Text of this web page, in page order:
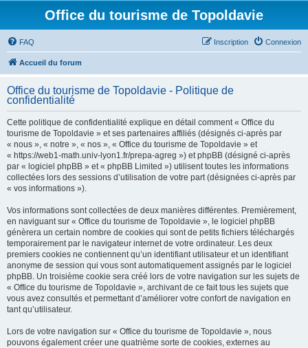
Office du tourisme de Topoldavie
FAQ Connexion
Inscription
Accueil du forum
Office du tourisme de Topoldavie - Politique de
confidentialité
Cette politique de confidentialité explique en détail comment « Office du
tourisme de Topoldavie » et ses partenaires affiliés (désignés ci-après par
« nous », « notre », « nos », « Office du tourisme de Topoldavie » et
« https://web1-math.univ-lyon1.fr/prepa-agreg ») et phpBB (désigné ci-après
par « logiciel phpBB » et « phpBB Limited ») utilisent toutes les informations
collectées lors des sessions d’utilisation de votre part (désignées ci-après par
« vos informations »).
Vos informations sont collectées de deux manières différentes. Premièrement,
en naviguant sur « Office du tourisme de Topoldavie », le logiciel phpBB
génèrera un certain nombre de cookies qui sont de petits fichiers téléchargés
temporairement par le navigateur internet de votre ordinateur. Les deux
premiers cookies ne contiennent qu’un identifiant utilisateur et un identifiant
anonyme de session qui vous sont automatiquement assignés par le logiciel
phpBB. Un troisième cookie sera créé lors de votre navigation sur les sujets de
« Office du tourisme de Topoldavie », archivant de ce fait tous les sujets que
vous avez consultés et permettant d’améliorer votre confort de navigation en
tant qu’utilisateur.
Lors de votre navigation sur « Office du tourisme de Topoldavie », nous
pouvons également créer une quatrième sorte de cookies, externes au